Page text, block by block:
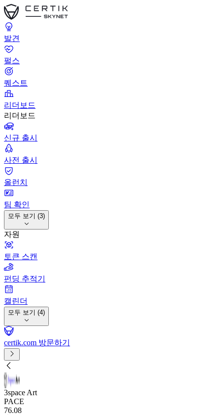
발견
펄스
퀘스트
리더보드
리더보드
신규 출시
사전 출시
올런치
팀 확인
모두 보기 (3)
자원
토큰 스캔
펀딩 추적기
캘린더
모두 보기 (4)
certik.com 방문하기
3space Art
PACE
76.08